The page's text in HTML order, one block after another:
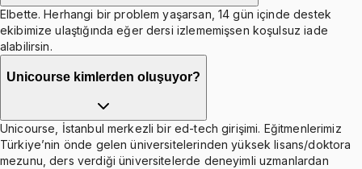
Elbette. Herhangi bir problem yaşarsan, 14 gün içinde destek
ekibimize ulaştığında eğer dersi izlememişsen koşulsuz iade
alabilirsin.
Unicourse kimlerden oluşuyor?
Unicourse, İstanbul merkezli bir ed-tech girişimi. Eğitmenlerimiz
Türkiye’nin önde gelen üniversitelerinden yüksek lisans/doktora
mezunu, ders verdiği üniversitelerde deneyimli uzmanlardan